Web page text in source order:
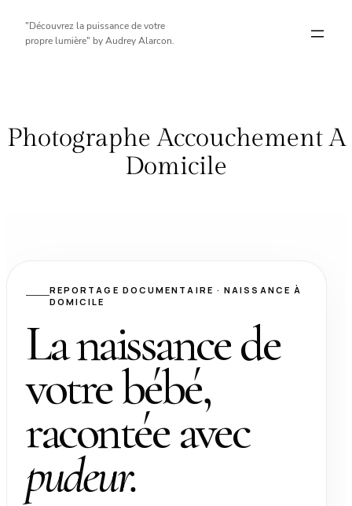
"Découvrez la puissance de votre
propre lumière" by Audrey Alarcon.
Photographe Accouchement A
Domicile
REPORTAGE DOCUMENTAIRE · NAISSANCE À
DOMICILE
La naissance de
votre bébé,
racontée avec
pudeur.